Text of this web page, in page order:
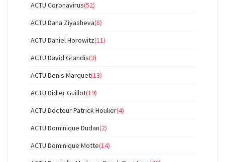
ACTU Coronavirus(52)
ACTU Dana Ziyasheva(8)
ACTU Daniel Horowitz(11)
ACTU David Grandis(3)
ACTU Denis Marquet(13)
ACTU Didier Guillot(19)
ACTU Docteur Patrick Houlier(4)
ACTU Dominique Dudan(2)
ACTU Dominique Motte(14)